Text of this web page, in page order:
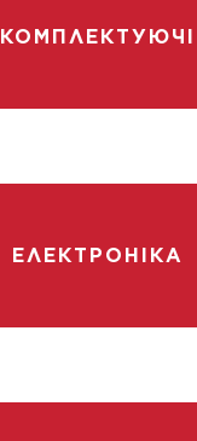
КОМПЛЕКТУЮЧІ
ЕЛЕКТРОНІКА